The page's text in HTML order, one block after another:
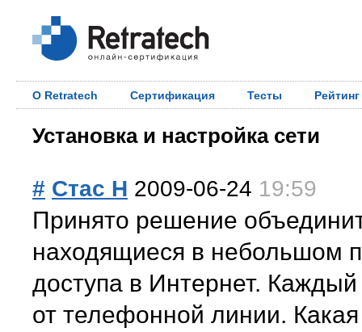
О Retratech Сертификация Тесты Рейтинг
Установка и настройка сети
# Стас Н 2009-06-24 19:59
Принято решение
находящиеся в небольшом
доступа в Интернет.
от телефонной линии.